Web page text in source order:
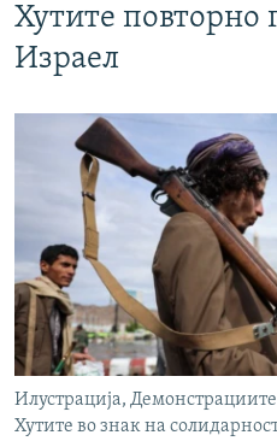
Хутите повторно
Израел
Илустрација,
Хутите во знак на